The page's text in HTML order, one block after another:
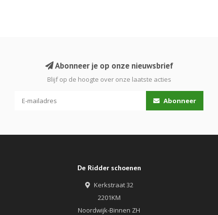
Abonneer je op onze nieuwsbrief
Blijf op de hoogte over onze laatste acties
Abonneer
De Ridder schoenen
Kerkstraat 32
2201KM
Noordwijk-Binnen ZH